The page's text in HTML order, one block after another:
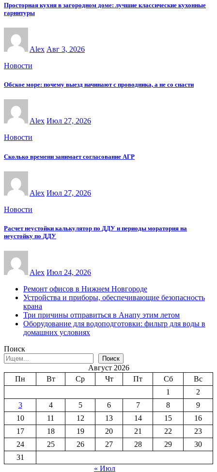
Просторная кухня в загородном доме: лучшие классические кухонные
гарнитуры
Alex Авг 3, 2026
Новости
Обское море: почему выезд начинают с проводника, а не со снасти
Alex Июл 27, 2026
Новости
Сколько времени занимает согласование АГР
Alex Июл 27, 2026
Новости
Расчет неустойки калькулятор по ДДУ и периоды моратория на
неустойку по ДДУ
Alex Июл 24, 2026
Ремонт офисов в Нижнем Новгороде
Устройства и приборы, обеспечивающие безопасность
крана
Три причины отправиться в Анапу этим летом
Оборудование для водоподготовки: фильтр для воды в
домашних условиях
Поиск
Поиск
Август 2026
Пн
Вт Ср Чт Пт Сб
Вс
1
2
3
4 5 6 7 8
9
10
11 12 13 14 15
16
17
18 19 20 21 22
23
24
25 26 27 28 29
30
31
« Июл